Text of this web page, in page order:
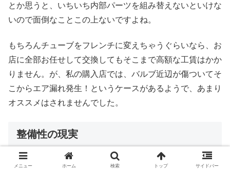
とか思うと、いちいち内部パーツを組み替えないといけな
いので面倒なことこの上ないですよね。
もちろんチューブをフレンチに変えちゃうぐらいなら、お
店に全部お任せして交換してもそこまで高額な工賃はかか
りません。が、私の購入店では、バルブ近辺が傷ついてそ
こからエア漏れ発生！というケースがあるようで、あまり
オススメはされませんでした。
整備性の現実
想像：携帯工具はロードで使ってるのがあるから、買わな
メニュー ホーム 検索 トップ サイドバー